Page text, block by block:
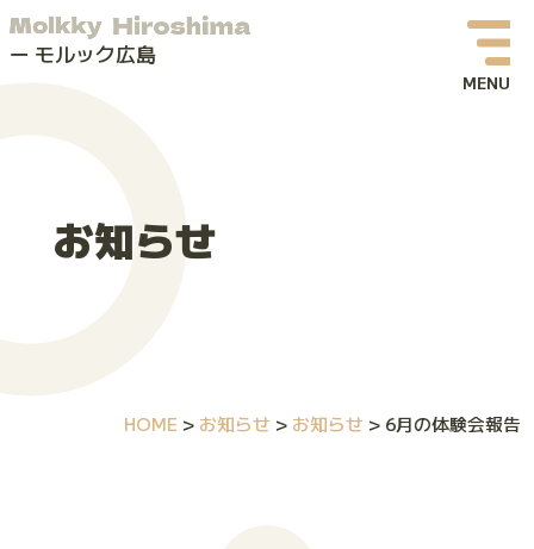
モルックってなに？
モルック広島
お知らせ
HOME > お知らせ > お知らせ > 6月の体験会報告